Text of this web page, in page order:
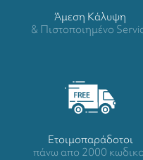
Άμεση Κάλυψη
& Πιστοποιημένο
Ετοιμοπαράδοτοι
πάνω απο 2000